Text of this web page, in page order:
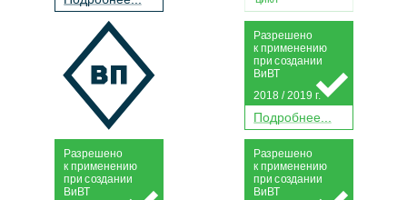
Подробнее...
Разрешено
к применению
присоздании
Ви ВТ
2018 / 2019 г.
Разрешено
к применению
присоздании
Ви ВТ
Разрешено
к применению
присоздании
Ви ВТ